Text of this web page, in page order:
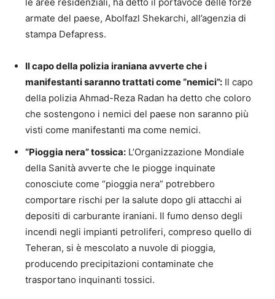
le aree residenziali, ha detto il portavoce delle forze
armate del paese, Abolfazl Shekarchi, all’agenzia di
stampa Defapress.
Il capo della polizia iraniana avverte che i
manifestanti saranno trattati come “nemici”: Il capo
della polizia Ahmad-Reza Radan ha detto che coloro
che sostengono i nemici del paese non saranno più
visti come manifestanti ma come nemici.
“Pioggia nera” tossica: L’Organizzazione Mondiale
della Sanità avverte che le piogge inquinate
conosciute come “pioggia nera” potrebbero
comportare rischi per la salute dopo gli attacchi ai
depositi di carburante iraniani. Il fumo denso degli
incendi negli impianti petroliferi, compreso quello di
Teheran, si è mescolato a nuvole di pioggia,
producendo precipitazioni contaminate che
trasportano inquinanti tossici.